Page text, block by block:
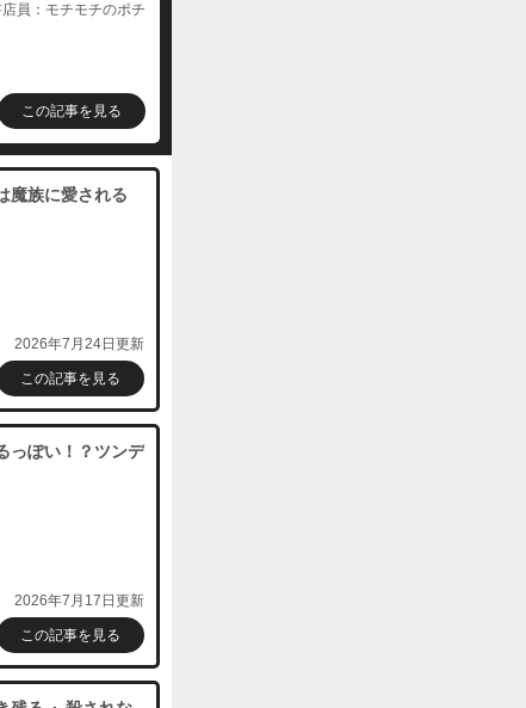
員：モチモチのポチ
この記事を見る
魔族に愛される
2026年7月24日更新
この記事を見る
っぽい！？ツンデ
2026年7月17日更新
この記事を見る